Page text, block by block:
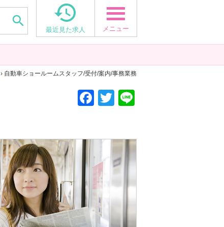
 
最近見た求人 メニュー
› 自動車ショールームスタッフ/受付/案内/事務業務
F
b
o
o
k
T
er